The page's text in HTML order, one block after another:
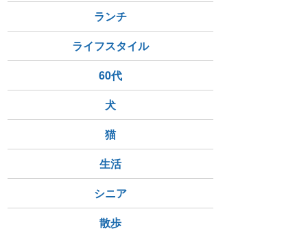
ランチ
ライフスタイル
60代
犬
猫
生活
シニア
散歩